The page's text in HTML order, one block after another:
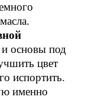
и основы под
цвет
испортить.
именно